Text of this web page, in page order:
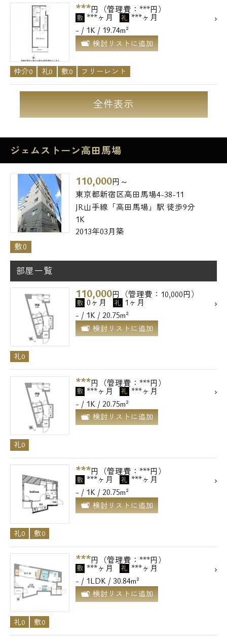
***円（管理費：***円）
敷 ***ヶ月 礼 ***ヶ月
- / 1K / 19.74m²
検討リストに追加
仲介0 礼0 敷0 フリーレント
全件表示
ジェムストーン高田馬場
110,000円～
東京都新宿区高田馬場4-38-11
JR山手線「高田馬場」駅 徒歩9分
1K
2013年03月築
敷0
部屋一覧
110,000円（管理費：10,000円）
敷 0ヶ月 礼 1ヶ月
- / 1K / 20.75m²
検討リストに追加
礼0
***円（管理費：***円）
敷 ***ヶ月 礼 ***ヶ月
- / 1K / 20.75m²
検討リストに追加
礼0
***円（管理費：***円）
敷 ***ヶ月 礼 ***ヶ月
- / 1K / 20.75m²
検討リストに追加
礼0 敷0
***円（管理費：***円）
敷 ***ヶ月 礼 ***ヶ月
- / 1LDK / 30.84m²
検討リストに追加
礼0 敷0